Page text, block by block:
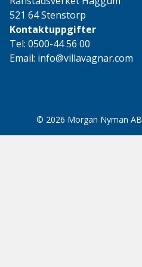
521 64 Stenstorp
Kontaktuppgifter
Tel: 0500-44 56 00
Email: info@villavagnar.com
© 2026 Morgan Nyman AB